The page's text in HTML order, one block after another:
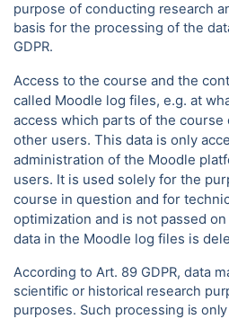
purpose of conducting research
basis for the processing of the
GDPR.
Access to the course and the
called Moodle log files, e.g. at
access which parts of the
other users. This data is only
administration of the Moodle
users. It is used solely for the
course in question and for
optimization and is not passed
data in the Moodle log files is
According to Art. 89 GDPR, data
scientific or historical research
purposes. Such processing is